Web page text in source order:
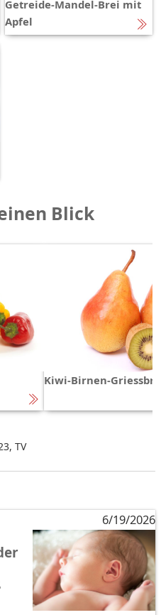
Getreide-Mandel-Brei mit
Apfel
Blick
Kiwi-Birnen-
, TV
6/19/2026